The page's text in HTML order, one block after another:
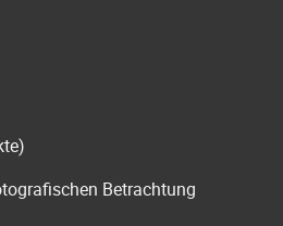
Betrachtung